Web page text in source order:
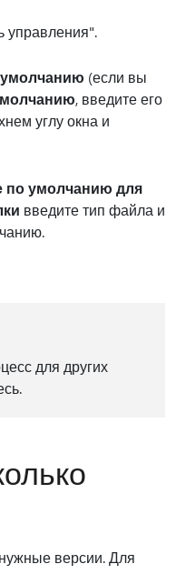
управления".
(если вы
, введите его
углу окна и
по умолчанию для
введите тип файла и
для других
версии. Для